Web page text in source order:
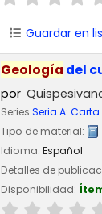
Guardar en
Geología del
por
Series Seria A:
Tipo de material:
Idioma: Español
Detalles de
Disponibilidad: